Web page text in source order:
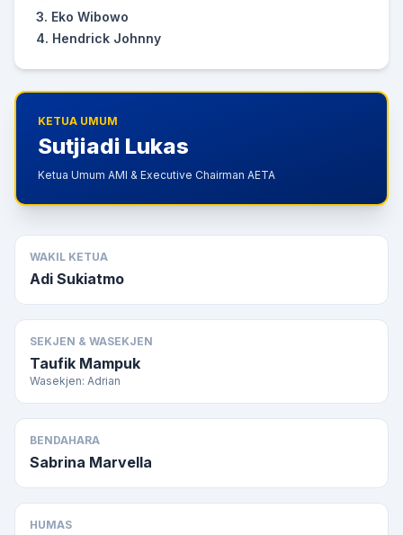
3. Eko Wibowo
4. Hendrick Johnny
KETUA UMUM
Sutjiadi Lukas
Ketua Umum AMI & Executive Chairman AETA
WAKIL KETUA
Adi Sukiatmo
SEKJEN & WASEKJEN
Taufik Mampuk
Wasekjen: Adrian
BENDAHARA
Sabrina Marvella
HUMAS